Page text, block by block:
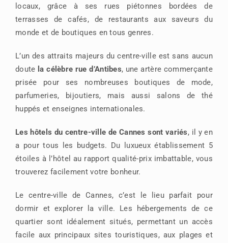
locaux, grâce à ses rues piétonnes bordées de
terrasses de cafés, de restaurants aux saveurs du
monde et de boutiques en tous genres.
L’un des attraits majeurs du centre-ville est sans aucun
doute la célèbre rue d’Antibes, une artère commerçante
prisée pour ses nombreuses boutiques de mode,
parfumeries, bijoutiers, mais aussi salons de thé
huppés et enseignes internationales.
Les hôtels du centre-ville de Cannes sont variés, il y en
a pour tous les budgets. Du luxueux établissement 5
étoiles à l’hôtel au rapport qualité-prix imbattable, vous
trouverez facilement votre bonheur.
Le centre-ville de Cannes, c’est le lieu parfait pour
dormir et explorer la ville. Les hébergements de ce
quartier sont idéalement situés, permettant un accès
facile aux principaux sites touristiques, aux plages et